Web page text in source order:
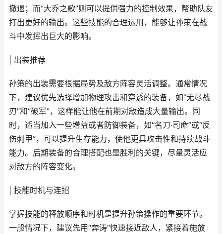
撤退；而“大乔之歌”则可以提供强力的控制效果，帮助队友
打出更好的输出。这些技能的合理运用，能够让孙策在战
斗中发挥出巨大的影响。
| 出装推荐
孙策的出装需要根据局势及敌方阵容灵活调整。通常情况
下，建议优先选择增加物理攻击和穿透的装备，如“无尽战
刃”和“破军”，这样能让他在前期对敌造成大量输出。同
时，适当加入一些增益或者防御装备，如“名刀·司命”或“反
伤刺甲”，可以提升生存能力，使他更具攻击性和持续战斗
能力。后期装备的合理搭配也是胜利的关键，尽量灵活应
对敌方的阵容变化。
| 技能时机与连招
掌握技能的释放顺序和时机是提升孙策操作的重要环节。
一般情况下，建议先用“奔涛”快速接近敌人，紧接着施放